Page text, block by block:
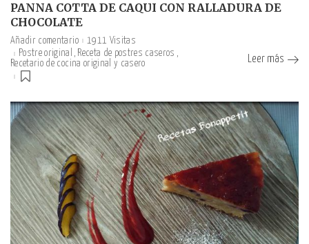
PANNA COTTA DE CAQUI CON RALLADURA DE
CHOCOLATE
Añadir comentario
1911 Visitas
Postre original
Receta de postres caseros
Recetario de cocina original y casero
Leer más